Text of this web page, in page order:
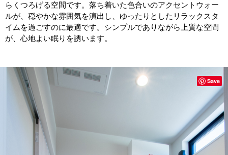
らくつろげる空間です。落ち着いた色合いのアクセントウォー
ルが、穏やかな雰囲気を演出し、ゆったりとしたリラックスタ
イムを過ごすのに最適です。シンプルでありながら上質な空間
が、心地よい眠りを誘います。
Save